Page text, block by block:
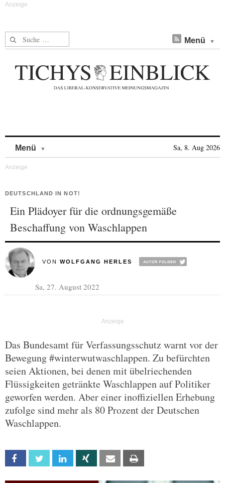
Suche nach: Menü
Menü Sa, 8. Aug 2026
DEUTSCHLAND IN NOT!
Ein Plädoyer für die ordnungsgemäße
Beschaffung von Waschlappen
VON WOLFGANG HERLES
Sa, 27. August 2022
Das Bundesamt für Verfassungsschutz warnt vor der
Bewegung #winterwutwaschlappen. Zu befürchten
seien Aktionen, bei denen mit übelriechenden
Flüssigkeiten getränkte Waschlappen auf Politiker
geworfen werden. Aber einer inoffiziellen Erhebung
zufolge sind mehr als 80 Prozent der Deutschen
Waschlappen.
Facebook Twitter Linkedin Xing Email